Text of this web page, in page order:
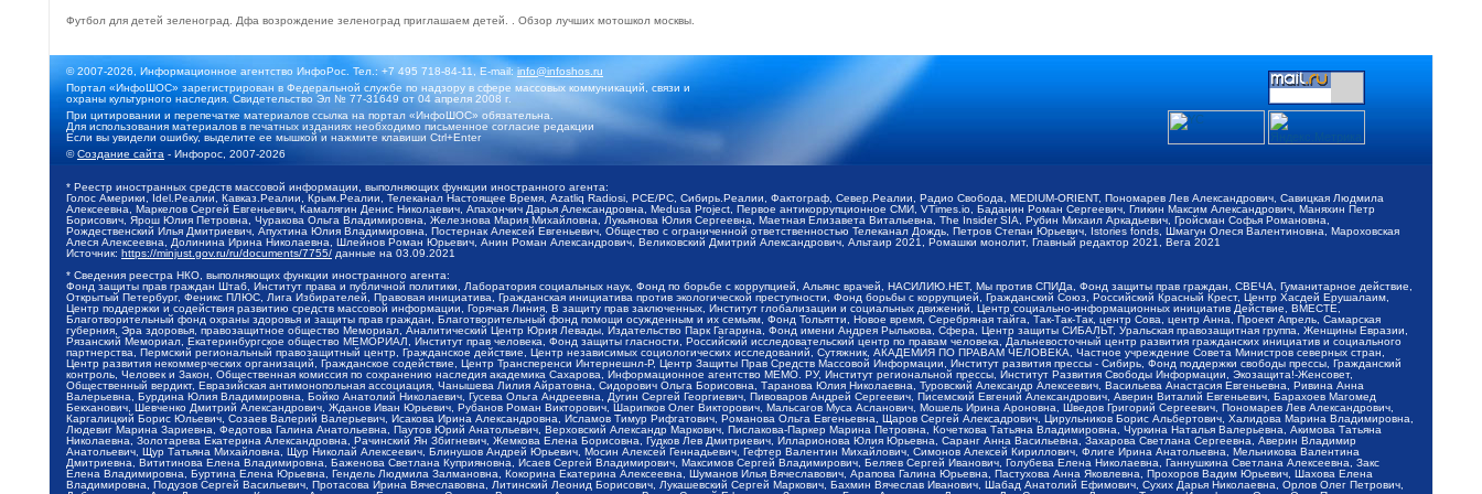
Футбол для детей зеленоград. Дфа возрождение зеленоград приглашаем детей . . Обзор лучших мотошкол москвы
© 2007-2026, Информационное агентство ИнфоРос. Тел.: +7 495 718-84-11, E-mail:info@infoshos.ru
Портал «ИнфоШОС» зарегистрирован в Федеральной службе по надзору в сфере массовых коммуникаций, связи и
охраны культурного наследия. Свидетельство Эл № 77-31649 от 04 апреля 2008 г.
При цитировании и перепечатке материалов ссылка на портал «ИнфоШОС» обязательна.
Для использования материалов в печатных изданиях необходимо письменное согласие редакции
Если вы увидели ошибку, выделите ее мышкой и нажмите клавиши Ctrl+Enter
©Создание сайта - Инфорос, 2007-2026
* Реестр иностранных средств массовой информации, выполняющих функции иностранного агента:
Голос Америки, Idel.Реалии, Кавказ.Реалии, Крым.Реалии, Телеканал Настоящее Время, Azatliq Radiosi, PCE/PC, Сибирь.Реалии, Фактограф, Север.Реалии, Радио Свобода, MEDIUM-ORIENT, Пономарев Лев Александрович, Савицкая Людмила
Алексеевна, Маркелов Сергей Евгеньевич, Камалягин Денис Николаевич, Апахончич Дарья Александровна, Medusa Project, Первое антикоррупционное СМИ, VTimes.io, Баданин Роман Сергеевич, Гликин Максим Александрович, Маняхин Петр
Борисович, Ярош Юлия Петровна, Чуракова Ольга Владимировна, Железнова Мария Михайловна, Лукьянова Юлия Сергеевна, Маетная Елизавета Витальевна, The Insider SIA, Рубин Михаил Аркадьевич, Гройсман Софья Романовна,
Рождественский Илья Дмитриевич, Апухтина Юлия Владимировна, Постернак Алексей Евгеньевич, Общество с ограниченной ответственностью Телеканал Дождь, Петров Степан Юрьевич, Istories fonds, Шмагун Олеся Валентиновна, Мароховская
Алеся Алексеевна, Долинина Ирина Николаевна, Шлейнов Роман Юрьевич, Анин Роман Александрович, Великовский Дмитрий Александрович, Альтаир 2021, Ромашки монолит, Главный редактор 2021, Вега 2021
Источник: https://minjust.gov.ru/ru/documents/7755/ данные на 03.09.2021
* Сведения реестра НКО, выполняющих функции иностранного агента:
Фонд защиты прав граждан Штаб, Институт права и публичной политики, Лаборатория социальных наук, Фонд по борьбе с коррупцией, Альянс врачей, НАСИЛИЮ.НЕТ, Мы против СПИДа, Фонд защиты прав граждан, СВЕЧА, Гуманитарное действие,
Открытый Петербург, Феникс ПЛЮС, Лига Избирателей, Правовая инициатива, Гражданская инициатива против экологической преступности, Фонд борьбы с коррупцией, Гражданский Союз, Российский Красный Крест, Центр Хасдей Ерушалаим,
Центр поддержки и содействия развитию средств массовой информации, Горячая Линия, В защиту прав заключенных, Институт глобализации и социальных движений, Центр социально-информационных инициатив Действие, ВМЕСТЕ,
Благотворительный фонд охраны здоровья и защиты прав граждан, Благотворительный фонд помощи осужденным и их семьям, Фонд Тольятти, Новое время, Серебряная тайга, Так-Так-Так, центр Сова, центр Анна, Проект Апрель, Самарская
губерния, Эра здоровья, правозащитное общество Мемориал, Аналитический Центр Юрия Левады, Издательство Парк Гагарина, Фонд имени Андрея Рылькова, Сфера, Центр защиты СИБАЛЬТ, Уральская правозащитная группа, Женщины Евразии,
Рязанский Мемориал, Екатеринбургское общество МЕМОРИАЛ, Институт прав человека, Фонд защиты гласности, Российский исследовательский центр по правам человека, Дальневосточный центр развития гражданских инициатив и социального
партнерства, Пермский региональный правозащитный центр, Гражданское действие, Центр независимых социологических исследований, Сутяжник, АКАДЕМИЯ ПО ПРАВАМ ЧЕЛОВЕКА, Частное учреждение Совета Министров северных стран,
Центр развития некоммерческих организаций, Гражданское содействие, Центр Трансперенси Интернешнл-Р, Центр Защиты Прав Средств Массовой Информации, Институт развития прессы - Сибирь, Фонд поддержки свободы прессы, Гражданский
контроль, Человек и Закон, Общественная комиссия по сохранению наследия академика Сахарова, Информационное агентство МЕМО. РУ, Институт региональной прессы, Институт Развития Свободы Информации, Экозащита!-Женсовет,
Общественный вердикт, Евразийская антимонопольная ассоциация, Чанышева Лилия Айратовна, Сидорович Ольга Борисовна, Таранова Юлия Николаевна, Туровский Александр Алексеевич, Васильева Анастасия Евгеньевна, Ривина Анна
Валерьевна, Бурдина Юлия Владимировна, Бойко Анатолий Николаевич, Гусева Ольга Андреевна, Дугин Сергей Георгиевич, Пивоваров Андрей Сергеевич, Писемский Евгений Александрович, Аверин Виталий Евгеньевич, Барахоев Магомед
Бекханович, Шевченко Дмитрий Александрович, Жданов Иван Юрьевич, Рубанов Роман Викторович, Шарипков Олег Викторович, Мальсагов Муса Асланович, Мошель Ирина Ароновна, Шведов Григорий Сергеевич, Пономарев Лев Александрович,
Каргалицкий Борис Юльевич, Созаев Валерий Валерьевич, Исакова Ирина Александровна, Исламов Тимур Рифгатович, Романова Ольга Евгеньевна, Щаров Сергей Алексадрович, Цирульников Борис Альбертович, Халидова Марина Владимировна,
Людевиг Марина Зариевна, Федотова Галина Анатольевна, Паутов Юрий Анатольевич, Верховский Александр Маркович, Пислакова-Паркер Марина Петровна, Кочеткова Татьяна Владимировна, Чуркина Наталья Валерьевна, Акимова Татьяна
Николаевна, Золотарева Екатерина Александровна, Рачинский Ян Збигневич, Жемкова Елена Борисовна, Гудков Лев Дмитриевич, Илларионова Юлия Юрьевна, Саранг Анна Васильевна, Захарова Светлана Сергеевна, Аверин Владимир
Анатольевич, Щур Татьяна Михайловна, Щур Николай Алексеевич, Блинушов Андрей Юрьевич, Мосин Алексей Геннадьевич, Гефтер Валентин Михайлович, Симонов Алексей Кириллович, Флиге Ирина Анатольевна, Мельникова Валентина
Дмитриевна, Вититинова Елена Владимировна, Баженова Светлана Куприяновна, Исаев Сергей Владимирович, Максимов Сергей Владимирович, Беляев Сергей Иванович, Голубева Елена Николаевна, Ганнушкина Светлана Алексеевна, Закс
Елена Владимировна, Буртина Елена Юрьевна, Гендель Людмила Залмановна, Кокорина Екатерина Алексеевна, Шуманов Илья Вячеславович, Арапова Галина Юрьевна, Пастухова Анна Яковлевна, Прохоров Вадим Юрьевич, Шахова Елена
Владимировна, Подузов Сергей Васильевич, Протасова Ирина Вячеславовна, Литинский Леонид Борисович, Лукашевский Сергей Маркович, Бахмин Вячеслав Иванович, Шабад Анатолий Ефимович, Сухих Дарья Николаевна, Орлов Олег Петрович,